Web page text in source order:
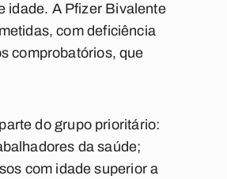
idade. A Pfizer Bivalente
com deficiência
comprobatórios, que
do grupo prioritário:
da saúde;
com idade superior a